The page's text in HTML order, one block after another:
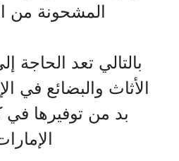
المشحونة من
بالتالي تعد الحاجة
الأثاث والبضائع في
بد من توفيرها في
الإمارات.